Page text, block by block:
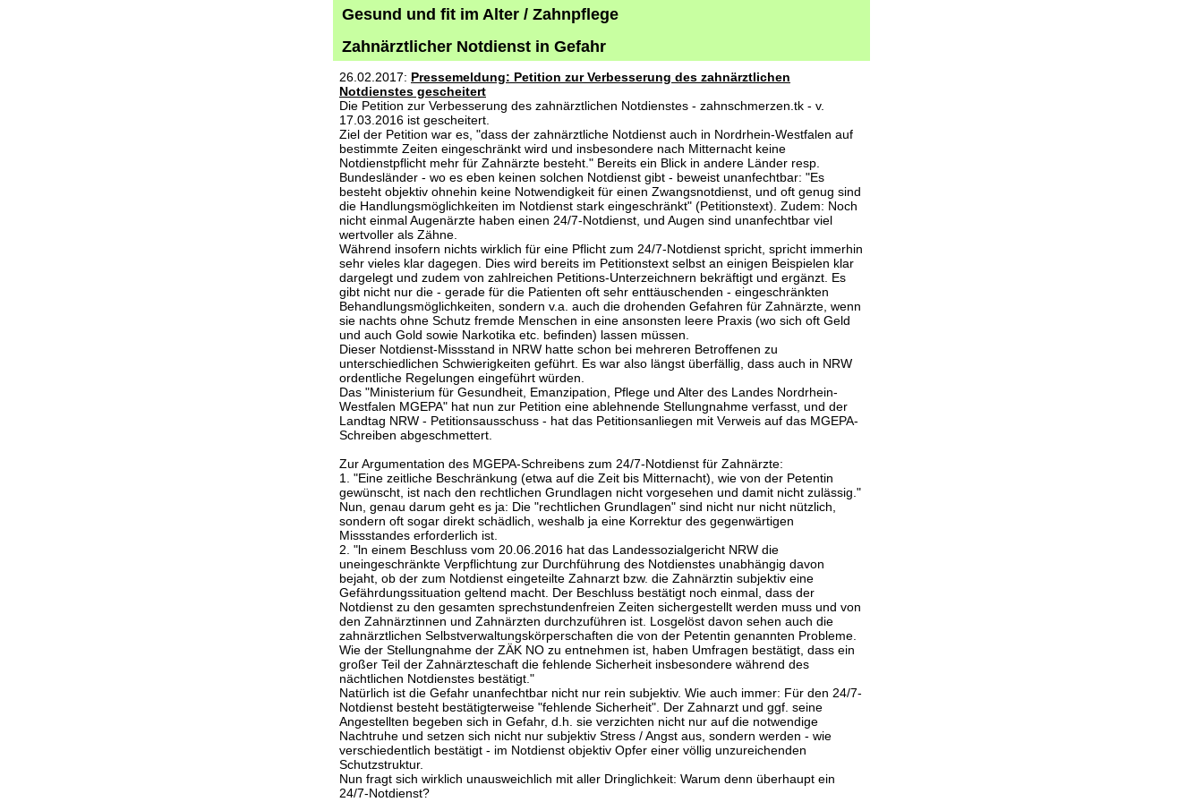
Gesund und fit im Alter / Zahnpflege
Zahnärztlicher Notdienst in Gefahr
26.02.2017: Pressemeldung: Petition zur Verbesserung des zahnärztlichen
Notdienstes gescheitert
Die Petition zur Verbesserung des zahnärztlichen Notdienstes - zahnschmerzen.tk - v.
17.03.2016 ist gescheitert.
Ziel der Petition war es, "dass der zahnärztliche Notdienst auch in Nordrhein-Westfalen auf
bestimmte Zeiten eingeschränkt wird und insbesondere nach Mitternacht keine
Notdienstpflicht mehr für Zahnärzte besteht." Bereits ein Blick in andere Länder resp.
Bundesländer - wo es eben keinen solchen Notdienst gibt - beweist unanfechtbar: "Es
besteht objektiv ohnehin keine Notwendigkeit für einen Zwangsnotdienst, und oft genug sind
die Handlungsmöglichkeiten im Notdienst stark eingeschränkt" (Petitionstext). Zudem: Noch
nicht einmal Augenärzte haben einen 24/7-Notdienst, und Augen sind unanfechtbar viel
wertvoller als Zähne.
Während insofern nichts wirklich für eine Pflicht zum 24/7-Notdienst spricht, spricht immerhin
sehr vieles klar dagegen. Dies wird bereits im Petitionstext selbst an einigen Beispielen klar
dargelegt und zudem von zahlreichen Petitions-Unterzeichnern bekräftigt und ergänzt. Es
gibt nicht nur die - gerade für die Patienten oft sehr enttäuschenden - eingeschränkten
Behandlungsmöglichkeiten, sondern v.a. auch die drohenden Gefahren für Zahnärzte, wenn
sie nachts ohne Schutz fremde Menschen in eine ansonsten leere Praxis (wo sich oft Geld
und auch Gold sowie Narkotika etc. befinden) lassen müssen.
Dieser Notdienst-Missstand in NRW hatte schon bei mehreren Betroffenen zu
unterschiedlichen Schwierigkeiten geführt. Es war also längst überfällig, dass auch in NRW
ordentliche Regelungen eingeführt würden.
Das "Ministerium für Gesundheit, Emanzipation, Pflege und Alter des Landes Nordrhein-
Westfalen MGEPA" hat nun zur Petition eine ablehnende Stellungnahme verfasst, und der
Landtag NRW - Petitionsausschuss - hat das Petitionsanliegen mit Verweis auf das MGEPA-
Schreiben abgeschmettert.
Zur Argumentation des MGEPA-Schreibens zum 24/7-Notdienst für Zahnärzte:
1. "Eine zeitliche Beschränkung (etwa auf die Zeit bis Mitternacht), wie von der Petentin
gewünscht, ist nach den rechtlichen Grundlagen nicht vorgesehen und damit nicht zulässig."
Nun, genau darum geht es ja: Die "rechtlichen Grundlagen" sind nicht nur nicht nützlich,
sondern oft sogar direkt schädlich, weshalb ja eine Korrektur des gegenwärtigen
Missstandes erforderlich ist.
2. "ln einem Beschluss vom 20.06.2016 hat das Landessozialgericht NRW die
uneingeschränkte Verpflichtung zur Durchführung des Notdienstes unabhängig davon
bejaht, ob der zum Notdienst eingeteilte Zahnarzt bzw. die Zahnärztin subjektiv eine
Gefährdungssituation geltend macht. Der Beschluss bestätigt noch einmal, dass der
Notdienst zu den gesamten sprechstundenfreien Zeiten sichergestellt werden muss und von
den Zahnärztinnen und Zahnärzten durchzuführen ist. Losgelöst davon sehen auch die
zahnärztlichen Selbstverwaltungskörperschaften die von der Petentin genannten Probleme.
Wie der Stellungnahme der ZÄK NO zu entnehmen ist, haben Umfragen bestätigt, dass ein
großer Teil der Zahnärzteschaft die fehlende Sicherheit insbesondere während des
nächtlichen Notdienstes bestätigt."
Natürlich ist die Gefahr unanfechtbar nicht nur rein subjektiv. Wie auch immer: Für den 24/7-
Notdienst besteht bestätigterweise "fehlende Sicherheit". Der Zahnarzt und ggf. seine
Angestellten begeben sich in Gefahr, d.h. sie verzichten nicht nur auf die notwendige
Nachtruhe und setzen sich nicht nur subjektiv Stress / Angst aus, sondern werden - wie
verschiedentlich bestätigt - im Notdienst objektiv Opfer einer völlig unzureichenden
Schutzstruktur.
Nun fragt sich wirklich unausweichlich mit aller Dringlichkeit: Warum denn überhaupt ein
24/7-Notdienst?